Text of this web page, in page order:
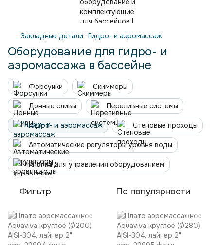
Закладные детали Гидро- и аэромассаж
Оборудование для гидро- и
аэромассажа в бассейне
Форсунки Скиммеры
Донные сливы Переливные системы
Гидро- и аэромассаж Стеновые проходы
Автоматические регуляторы уровня воды
Кнопки для управления оборудованием
Фильтр По популярности